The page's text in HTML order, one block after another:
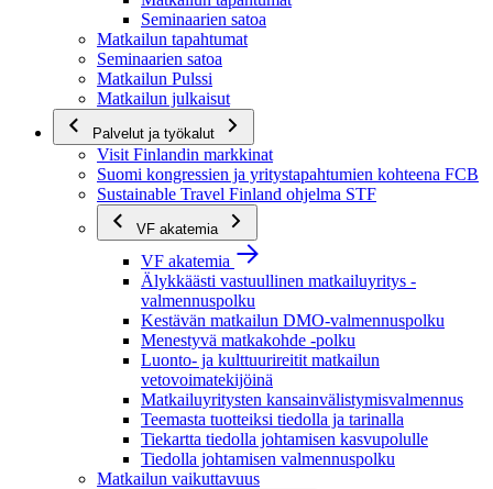
Seminaarien satoa
Matkailun tapahtumat
Seminaarien satoa
Matkailun Pulssi
Matkailun julkaisut
Palvelut ja työkalut
Visit Finlandin markkinat
Suomi kongressien ja yritystapahtumien kohteena FCB
Sustainable Travel Finland ohjelma STF
VF akatemia
VF akatemia
Älykkäästi vastuullinen matkailuyritys -
valmennuspolku
Kestävän matkailun DMO-valmennuspolku
Menestyvä matkakohde -polku
Luonto- ja kulttuurireitit matkailun
vetovoimatekijöinä
Matkailuyritysten kansainvälistymisvalmennus
Teemasta tuotteiksi tiedolla ja tarinalla
Tiekartta tiedolla johtamisen kasvupolulle
Tiedolla johtamisen valmennuspolku
Matkailun vaikuttavuus